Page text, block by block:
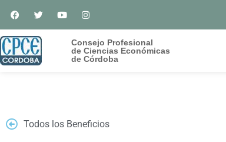
Consejo Profesional
de Ciencias Económicas
de Córdoba
Todos los Beneficios